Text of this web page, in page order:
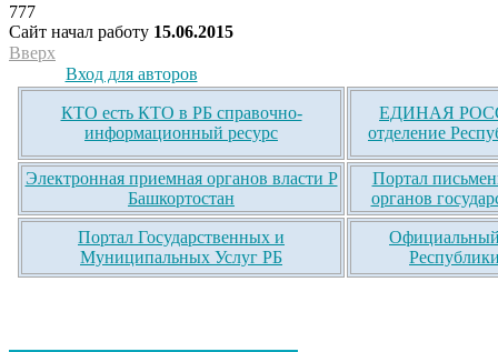
777
Сайт начал работу 15.06.2015
Вверх
Вход для авторов
КТО есть КТО в РБ справочно-
информационный ресурс
ЕДИНАЯ
отделение
Электронная приемная органов власти Р
Башкортостан
Портал
органов
Портал Государственных и
Муниципальных Услуг РБ
Официальный